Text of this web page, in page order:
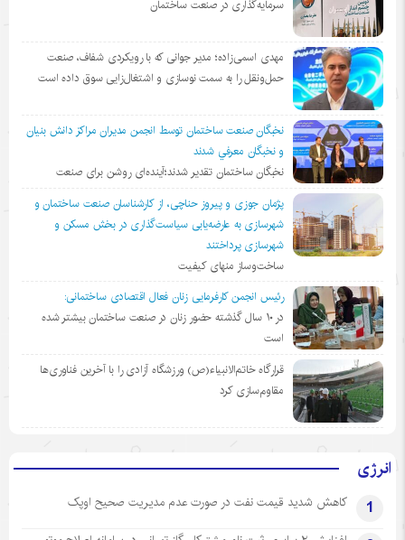
سرمایه‌گذاری در صنعت ساختمان
مهدی اسمی‌زاده؛ مدیر جوانی که با رویکردی شفاف، صنعت
حمل‌ونقل را به سمت نوسازی و اشتغال‌زایی سوق داده است
نخبگان صنعت ساختمان توسط انجمن مديران مراكز دانش بنيان
و نخبگان معرفي شدند
نخبگان ساختمان تقدیر شدند؛آینده‌ای روشن برای صنعت
پژمان جوزی و پیروز حناچی، از کارشناسان صنعت ساختمان و
شهرسازی به عارضه‌یابی سیاست‌گذاری در بخش مسکن و
شهرسازی پرداختند
ساخت‌وساز منهای کیفیت
رئیس انجمن کارفرمایی زنان فعال اقتصادی ساختمانی:
در ١٠ سال گذشته حضور زنان در صنعت ساختمان بیشتر شده
است
قرارگاه خاتم‌الانبیاء(ص) ورزشگاه آزادی را با آخرین فناوری‌ها
مقاوم‌سازی کرد
انرژی
1 کاهش شدید قیمت نفت در صورت عدم مدیریت صحیح اوپک